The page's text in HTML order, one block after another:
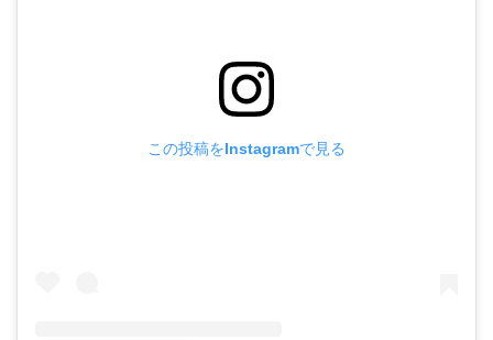
この投稿をInstagramで見る